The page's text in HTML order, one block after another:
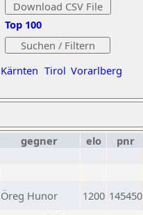
Kärnten Tirol Vorarlberg
Top 100
gegner elo
pnr
Öreg Hunor 1200 145450